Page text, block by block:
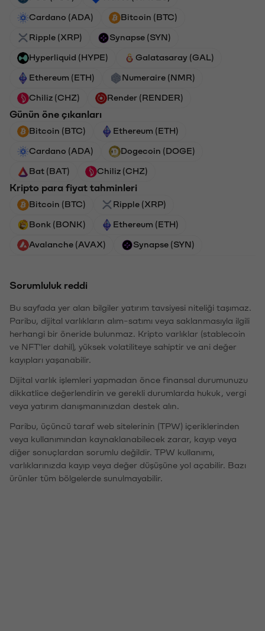
Cardano (ADA) Bitcoin (BTC)
Ripple (XRP) Synapse (SYN)
Hyperliquid (HYPE) Galatasaray (GAL)
Ethereum (ETH) Numeraire (NMR)
Chiliz (CHZ) Render (RENDER)
Günün öne çıkanları
Bitcoin (BTC) Ethereum (ETH)
Cardano (ADA) Dogecoin (DOGE)
Bat (BAT) Chiliz (CHZ)
Kripto para fiyat tahminleri
Bitcoin (BTC) Ripple (XRP)
Bonk (BONK) Ethereum (ETH)
Avalanche (AVAX) Synapse (SYN)
Sorumluluk reddi
Bu sayfada yer alan bilgiler yatırım tavsiyesi niteliği taşımaz.
Paribu, dijital varlıkların alım-satımı veya saklanmasıyla ilgili
herhangi bir öneride bulunmaz. Kripto varlıklar (stablecoin
ve NFT'ler dahil), yüksek volatiliteye sahiptir ve ani değer
kayıpları yaşanabilir.
Dijital varlık işlemleri yapmadan önce finansal durumunuzu
dikkatlice değerlendirin ve gerekli durumlarda hukuk, vergi
veya yatırım danışmanınızdan destek alın.
Paribu, üçüncü taraf web sitelerinin (TPW) içeriklerinden
veya kullanımından kaynaklanabilecek zarar, kayıp veya
diğer sonuçlardan sorumlu değildir. TPW kullanımı,
varlıklarınızda kayıp veya değer düşüşüne yol açabilir. Bazı
ürünler tüm bölgelerde sunulmayabilir.